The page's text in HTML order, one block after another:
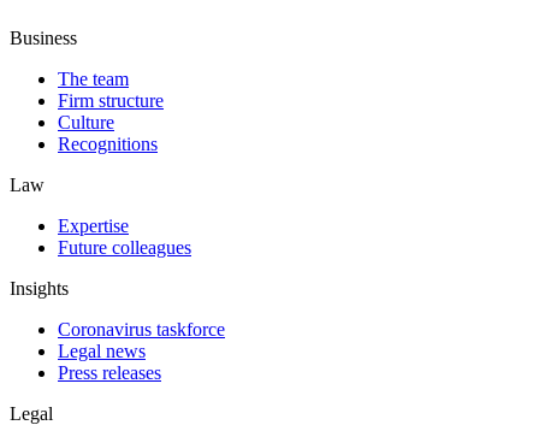
Business
The team
Firm structure
Culture
Recognitions
Law
Expertise
Future colleagues
Insights
Coronavirus taskforce
Legal news
Press releases
Legal